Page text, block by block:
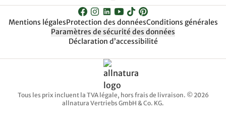
Mentions légalesProtection des donnéesConditions générales
Paramètres de sécurité des données
Déclaration d’accessibilité
Tous les prix incluent la TVA légale, hors frais de livraison. © 2026
allnatura Vertriebs GmbH & Co. KG.